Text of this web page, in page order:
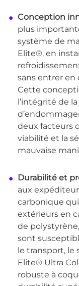
Conception
plus
système de
Elite®, en
sans entrer en
Cette
l’intégrité de
deux facteurs
viabilité et la
mauvaise
Durabilité et
aux
carbonique
extérieurs en
de
sont
le transport, le
Elite® Ultra
robuste à